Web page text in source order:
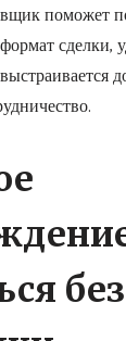
поможет
сделки,
без